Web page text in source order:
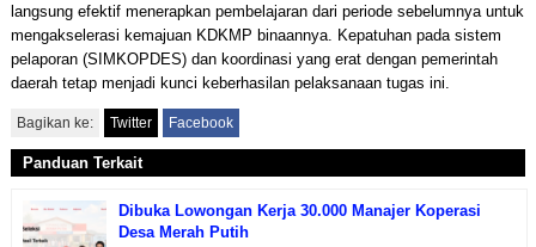
langsung efektif menerapkan pembelajaran dari periode sebelumnya untuk
mengakselerasi kemajuan KDKMP binaannya. Kepatuhan pada sistem
pelaporan (SIMKOPDES) dan koordinasi yang erat dengan pemerintah
daerah tetap menjadi kunci keberhasilan pelaksanaan tugas ini.
Bagikan ke: Twitter Facebook
Panduan Terkait
Dibuka Lowongan Kerja 30.000 Manajer Koperasi
Desa Merah Putih